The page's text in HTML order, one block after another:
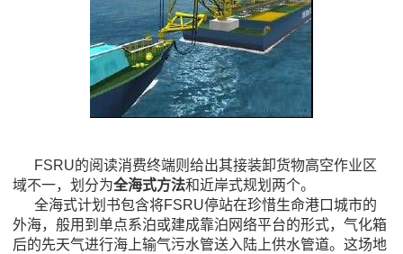
FSRU的阅读消费终端则给出其接装卸货物高空作业区
域不一，划分为全海式方法和近岸式规划两个。
全海式计划书包含将FSRU停站在珍惜生命港口城市的
外海，般用到单点系泊或建成靠泊网络平台的形式，气化箱
后的先天气进行海上输气污水管送入陆上供水管道。这场地